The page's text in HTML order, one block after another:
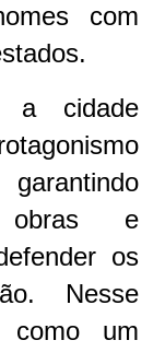
com
a cidade
obras e
os
Nesse
como um